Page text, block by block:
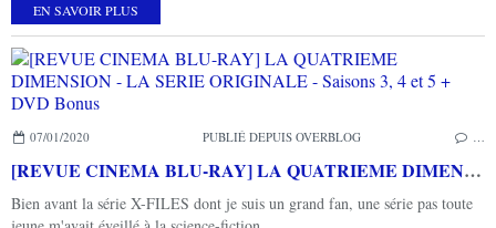
EN SAVOIR PLUS
07/01/2020 PUBLIÉ DEPUIS OVERBLOG …
[REVUE CINEMA BLU-RAY] LA QUATRIEME DIMENSION - LA SERIE ORIGINALE - Saisons 3, 4 et 5 + DVD Bonus
Bien avant la série X-FILES dont je suis un grand fan, une série pas toute